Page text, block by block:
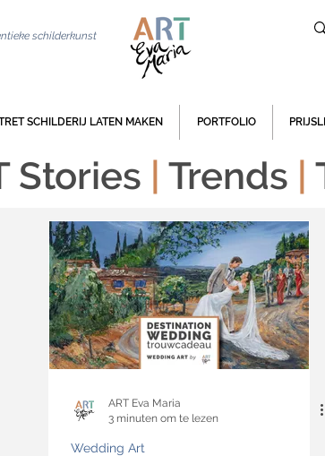
schilderkunst
SCHILDERIJ LATEN MAKEN PORTFOLIO
Stories Trends
ART Eva Maria
3 minuten om te lezen
Wedding Art